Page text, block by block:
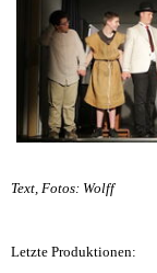
Text, Fotos: Wolff
Letzte Produktionen: